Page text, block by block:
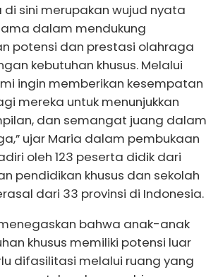
di sini merupakan wujud nyata
dalam mendukung
potensi dan prestasi olahraga
kebutuhan khusus. Melalui
ingin memberikan kesempatan
mereka untuk menunjukkan
dan semangat juang dalam
ujar Maria dalam pembukaan
oleh 123 peserta didik dari
pendidikan khusus dan sekolah
dari 33 provinsi di Indonesia.
bahwa anak-anak
khusus memiliki potensi luar
difasilitasi melalui ruang yang